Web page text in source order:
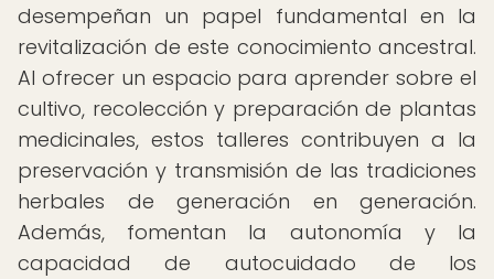
desempeñan un papel fundamental en la
revitalización de este conocimiento ancestral.
Al ofrecer un espacio para aprender sobre el
cultivo, recolección y preparación de plantas
medicinales, estos talleres contribuyen a la
preservación y transmisión de las tradiciones
herbales de generación en generación.
Además, fomentan la autonomía y la
capacidad de autocuidado de los